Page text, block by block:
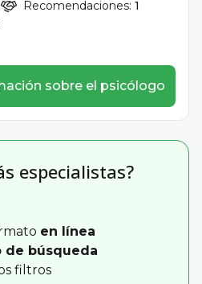
Recomendaciones: 1
sobre el psicólogo
especialistas?
en línea
de búsqueda
filtros